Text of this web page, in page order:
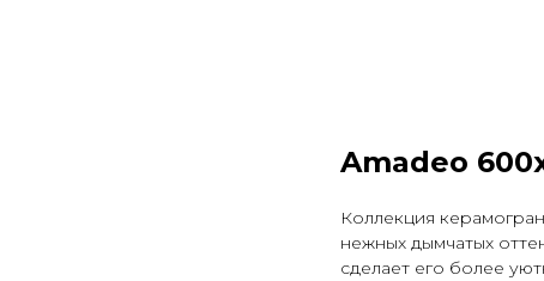
Amadeo
Коллекция
нежных дымчатых
сделает его более